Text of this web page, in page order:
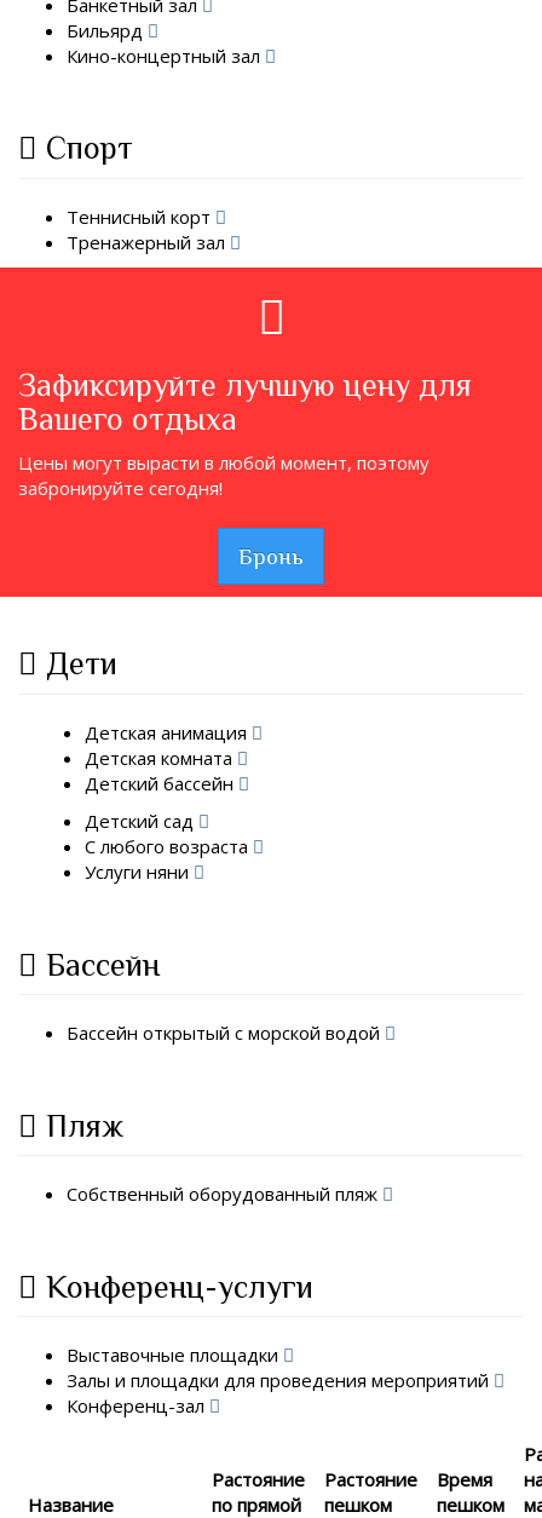
Бильярд
Кино-концертный зал
Спорт
Теннисный корт
Тренажерный зал
Зафиксируйте лучшую цену для
Вашего отдыха
Цены могут вырасти в любой момент, поэтому
забронируйте сегодня!
Бронь
Дети
Детская анимация
Детская комната
Детский бассейн
Детский сад
С любого возраста
Услуги няни
Бассейн
Бассейн открытый с морской водой
Пляж
Собственный оборудованный пляж
Конференц-услуги
Выставочные площадки
Залы и площадки для проведения мероприятий
Конференц-зал
Название
Растояние
по прямой
Растояние
пешком
Время
пешком